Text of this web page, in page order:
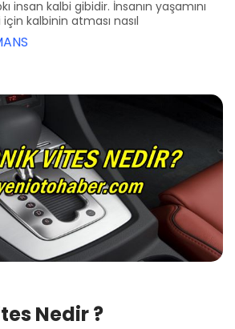
insan kalbi gibidir. İnsanın yaşamını
kalbinin atması nasıl
Nedir ?